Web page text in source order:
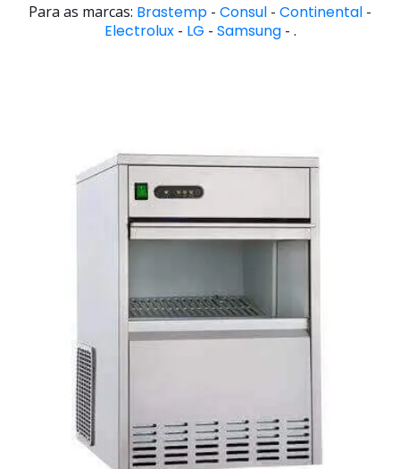
Para as marcas: Brastemp - Consul - Continental -
Electrolux- LG - Samsung- .